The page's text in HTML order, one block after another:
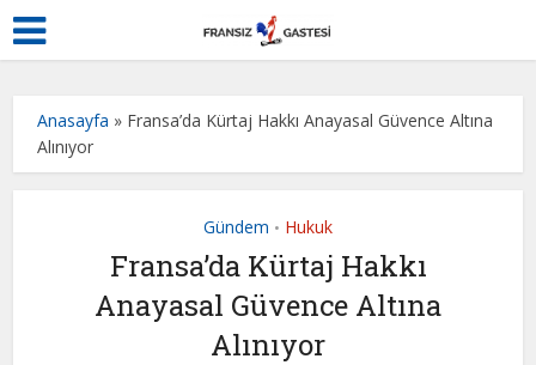
Anasayfa » Fransa’da Kürtaj Hakkı Anayasal Güvence Altına
Alınıyor
Gündem • Hukuk
Fransa’da Kürtaj Hakkı
Anayasal Güvence Altına
Alınıyor